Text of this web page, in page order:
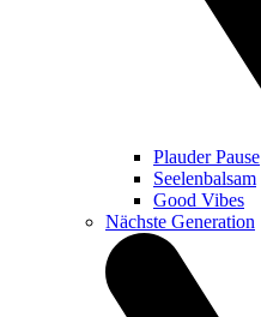
Plauder Pause
Seelenbalsam
Good Vibes
Nächste Generation